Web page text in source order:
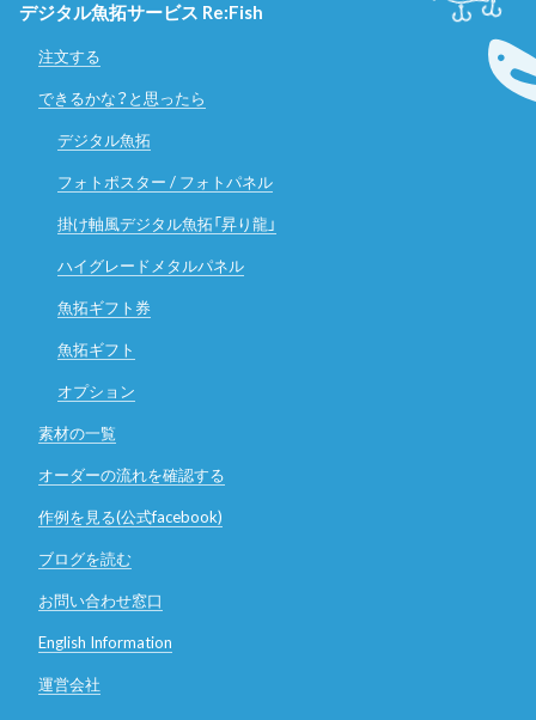
デジタル魚拓サービス Re:Fish
注文する
できるかな？と思ったら
デジタル魚拓
フォトポスター / フォトパネル
掛け軸風デジタル魚拓「昇り龍」
ハイグレードメタルパネル
魚拓ギフト券
魚拓ギフト
オプション
素材の一覧
オーダーの流れを確認する
作例を見る(公式facebook)
ブログを読む
お問い合わせ窓口
English Information
運営会社